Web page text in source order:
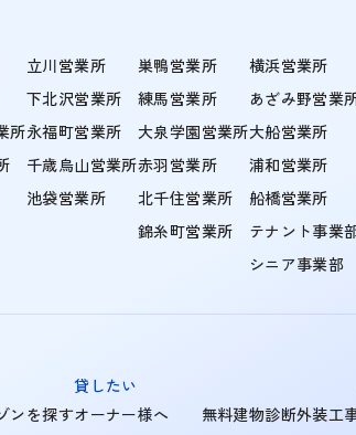
所
立川営業所
下北沢営業所
永福町営業所
千歳烏山営業所
池袋営業所
巣鴨営業所
練馬営業所
大泉学園営業所
赤羽営業所
北千住営業所
錦糸町営業所
横浜営業所
あざみ野営業
大船営業所
浦和営業所
船橋営業所
テナント事業
シニア事業部
ンを探す
貸したい
オーナー様へ
無料建物診断外装工